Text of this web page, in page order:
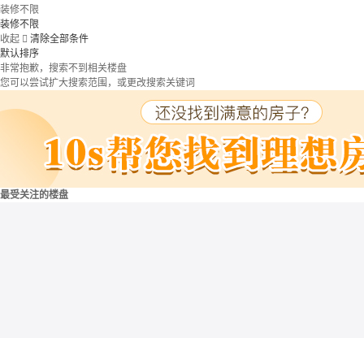
装修不限
装修不限
收起  清除全部条件
默认排序
非常抱歉，搜索不到相关楼盘
您可以尝试扩大搜索范围，或更改搜索关键词
最受关注的楼盘